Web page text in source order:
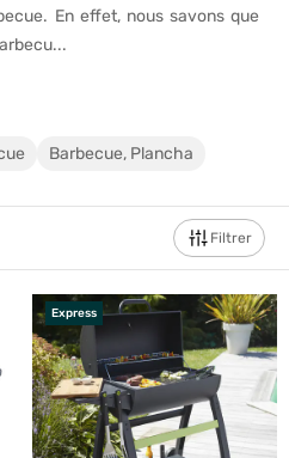
En effet, nous savons que
Barbecue, Plancha
Filtrer
Express